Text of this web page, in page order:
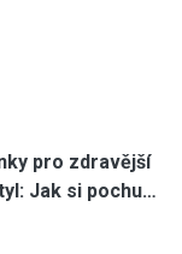
pro zdravější
Jak si pochu…